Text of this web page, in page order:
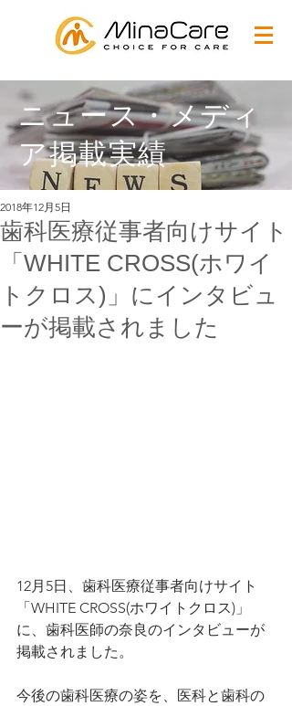
ニュース・メディ
ア掲載実績
歯科医療従事者向けサイト
「WHITE CROSS(ホワイ
トクロス)」にインタビュ
ーが掲載されました
2018年12月5日
12月5日、歯科医療従事者向けサイト
「WHITE CROSS(ホワイトクロス)」
に、歯科医師の奈良のインタビューが
掲載されました。
今後の歯科医療の姿を、医科と歯科の